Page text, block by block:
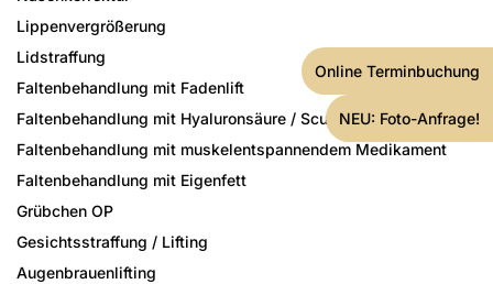
Lippenvergrößerung
Lidstraffung
Faltenbehandlung mit Fadenlift
Faltenbehandlung mit Hyaluronsäure / Sculptra / Ellansé
Faltenbehandlung mit muskelentspannendem Medikament
Faltenbehandlung mit Eigenfett
Grübchen OP
Gesichtsstraffung / Lifting
Augenbrauenlifting
Online Terminbuchung
NEU: Foto-Anfrage!